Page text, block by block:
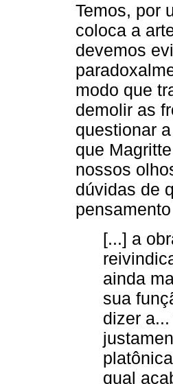
Temos, por
coloca a
devemos
modo que
demolir as
questionar
que
nossos
dúvidas de
[...] a
ainda
sua
dizer
qual